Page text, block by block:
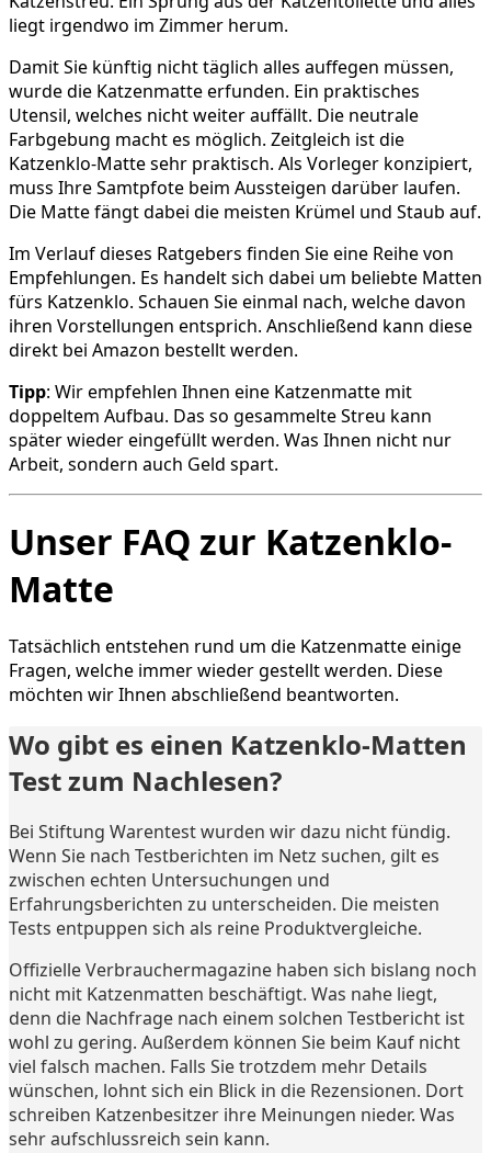
liegt irgendwo im Zimmer herum.
Damit Sie künftig nicht täglich alles auffegen müssen,
wurde die Katzenmatte erfunden. Ein praktisches
Utensil, welches nicht weiter auffällt. Die neutrale
Farbgebung macht es möglich. Zeitgleich ist die
Katzenklo-Matte sehr praktisch. Als Vorleger konzipiert,
muss Ihre Samtpfote beim Aussteigen darüber laufen.
Die Matte fängt dabei die meisten Krümel und Staub auf.
Im Verlauf dieses Ratgebers finden Sie eine Reihe von
Empfehlungen. Es handelt sich dabei um beliebte Matten
fürs Katzenklo. Schauen Sie einmal nach, welche davon
ihren Vorstellungen entsprich. Anschließend kann diese
direkt bei Amazon bestellt werden.
Tipp: Wir empfehlen Ihnen eine Katzenmatte mit
doppeltem Aufbau. Das so gesammelte Streu kann
später wieder eingefüllt werden. Was Ihnen nicht nur
Arbeit, sondern auch Geld spart.
Unser FAQ zur Katzenklo-
Matte
Tatsächlich entstehen rund um die Katzenmatte einige
Fragen, welche immer wieder gestellt werden. Diese
möchten wir Ihnen abschließend beantworten.
Wo gibt es einen Katzenklo-Matten
Test zum Nachlesen?
Bei Stiftung Warentest wurden wir dazu nicht fündig.
Wenn Sie nach Testberichten im Netz suchen, gilt es
zwischen echten Untersuchungen und
Erfahrungsberichten zu unterscheiden. Die meisten
Tests entpuppen sich als reine Produktvergleiche.
Offizielle Verbrauchermagazine haben sich bislang noch
nicht mit Katzenmatten beschäftigt. Was nahe liegt,
denn die Nachfrage nach einem solchen Testbericht ist
wohl zu gering. Außerdem können Sie beim Kauf nicht
viel falsch machen. Falls Sie trotzdem mehr Details
wünschen, lohnt sich ein Blick in die Rezensionen. Dort
schreiben Katzenbesitzer ihre Meinungen nieder. Was
sehr aufschlussreich sein kann.